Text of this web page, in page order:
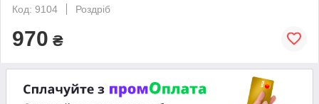
Код: 9104
Роздріб
970 ₴